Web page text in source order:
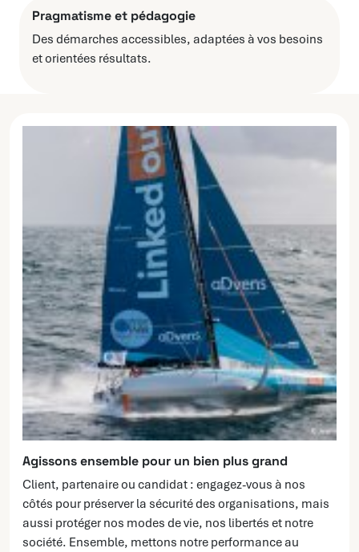
Pragmatisme et pédagogie
Des démarches accessibles, adaptées à vos besoins
et orientées résultats.
Agissons ensemble pour un bien plus grand
Client, partenaire ou candidat : engagez-vous à nos
côtés pour préserver la sécurité des organisations, mais
aussi protéger nos modes de vie, nos libertés et notre
société. Ensemble, mettons notre performance au